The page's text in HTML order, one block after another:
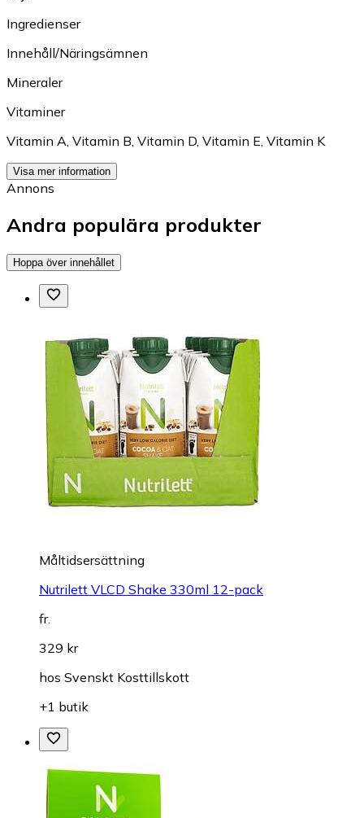
Ingredienser
Innehåll/Näringsämnen
Mineraler
Vitaminer
Vitamin A, Vitamin B, Vitamin D, Vitamin E, Vitamin K
Visa mer information
Annons
Andra populära produkter
Hoppa över innehållet
Måltidsersättning
Nutrilett VLCD Shake 330ml 12-pack
fr.
329 kr
hos Svenskt Kosttillskott
+1 butik